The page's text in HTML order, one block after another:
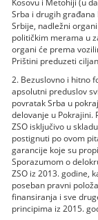
Srba i drugih
Srbije, nadležni
političkim merama u
organi će prema
Prištini preduzeti
2. Bezuslovno i hitno
apsolutni preduslov
povratak Srba u
delovanje u Pokrajini.
ZSO isključivo u
postignuti po ovom
garancije koje su
Sporazumom o
ZSO iz 2013. godine,
poseban pravni
finansiranja i sve
principima iz 2015.